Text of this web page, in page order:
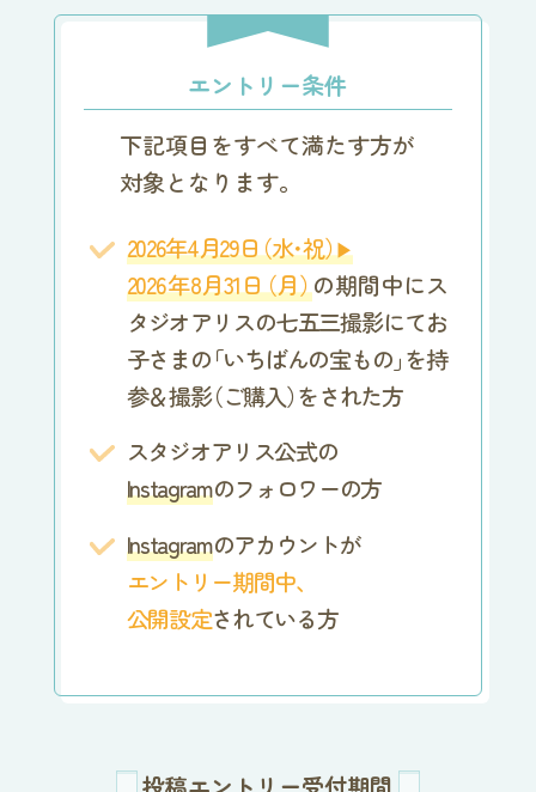
エントリー条件
下記項目をすべて満たす方が
対象となります。
2026年4月29日（水･祝）▶
2026年8月31日（月）の期間中にス
タジオアリスの七五三撮影にてお
子さまの「いちばんの宝もの」を持
参＆撮影（ご購入）をされた方
スタジオアリス公式の
Instagramのフォロワーの方
Instagramのアカウントが
エントリー期間中、
公開設定されている方